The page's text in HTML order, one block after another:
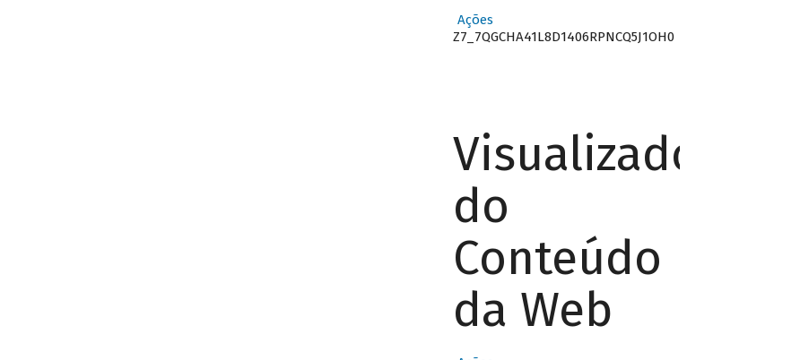
Ações
Z7_7QGCHA41L8D1406RPNCQ5J1OH0
Visualizador
do
Conteúdo
da Web